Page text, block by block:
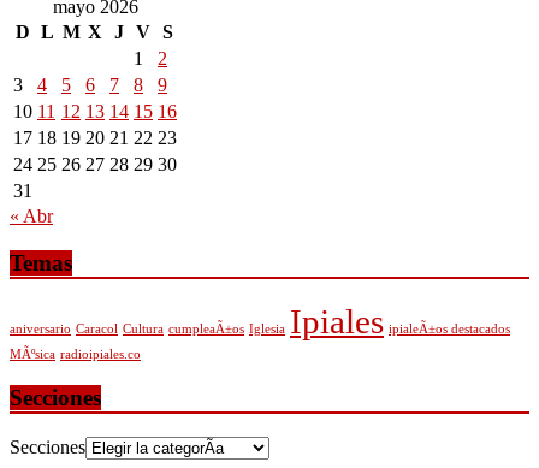
mayo 2026
D L M X J V S
1
2
3
4 5 6 7 8
9
10 11 12 13 14 15 16
17 18 19 20 21 22 23
24 25 26 27 28 29 30
31
« Abr
Temas
aniversario Caracol Cultura cumpleaÃ±os Iglesia Ipiales ipialeÃ±os destacados
MÃºsica radioipiales.co
Secciones
Secciones